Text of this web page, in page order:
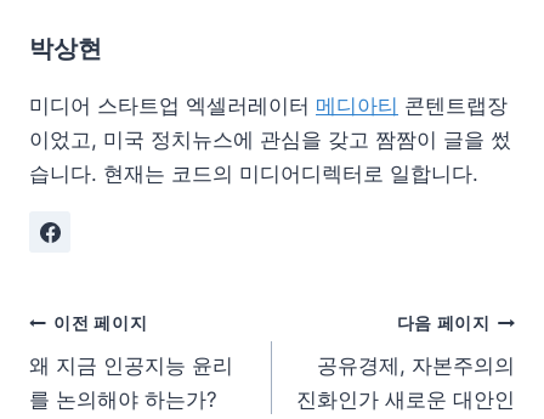
박상현
미디어 스타트업 엑셀러레이터 메디아티 콘텐트랩장
이었고, 미국 정치뉴스에 관심을 갖고 짬짬이 글을 썼
습니다. 현재는 코드의 미디어디렉터로 일합니다.
이전 페이지
왜 지금 인공지능 윤리
를 논의해야 하는가?
다음 페이지
공유경제, 자본주의의
진화인가 새로운 대안인